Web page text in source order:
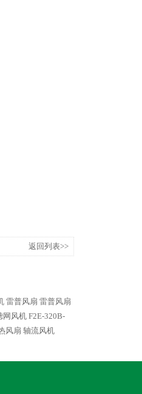
返回列表>>
雷普风扇 雷普风扇
风机 F2E-320B-
风扇 轴流风机